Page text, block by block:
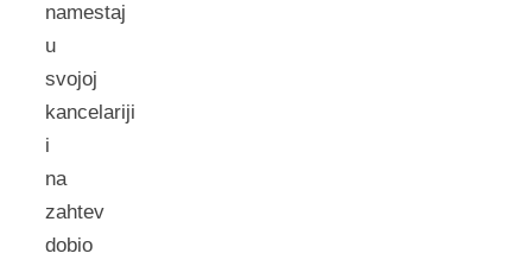
namestaj
u
svojoj
kancelariji
i
na
zahtev
dobio